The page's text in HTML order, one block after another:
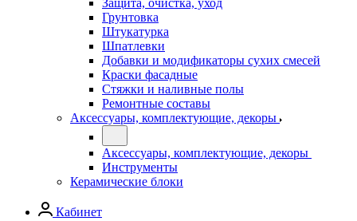
Защита, очистка, уход
Грунтовка
Штукатурка
Шпатлевки
Добавки и модификаторы сухих смесей
Краски фасадные
Стяжки и наливные полы
Ремонтные составы
Аксессуары, комплектующие, декоры
Аксессуары, комплектующие, декоры
Инструменты
Керамические блоки
Кабинет